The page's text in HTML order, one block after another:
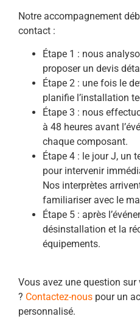
Notre accompagnement
contact :
Étape 1 : nous
proposer un devis
Étape 2 : une fois le
planifie l’installation
Étape 3 : nous
à 48 heures avant
chaque composant.
Étape 4 : le jour J, un
pour intervenir
Nos interprètes
familiariser avec le
Étape 5 : après
désinstallation et la
équipements.
Vous avez une question sur
? Contactez-nous pour un
personnalisé.